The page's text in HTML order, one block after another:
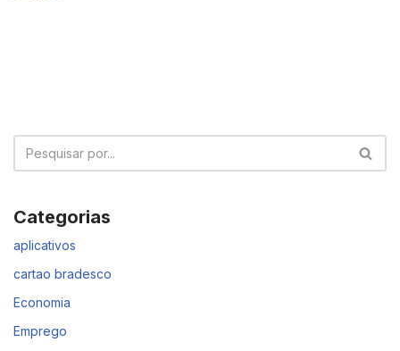
Categorias
aplicativos
cartao bradesco
Economia
Emprego